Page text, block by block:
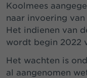
Koolmees
naar invoering van
Het indienen van
wordt begin 2022
Het wachten is
al aangenomen